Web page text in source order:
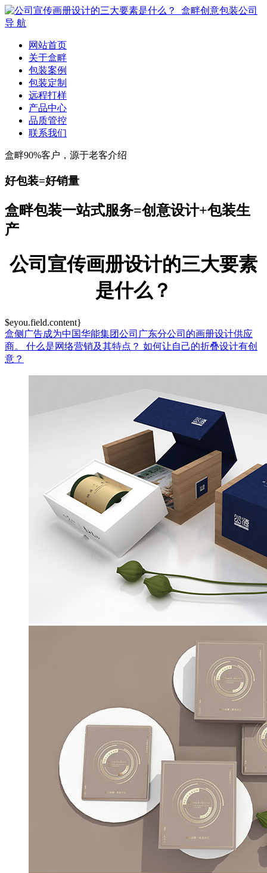
导 航
网站首页
关于盒畔
包装案例
包装定制
远程打样
产品中心
品质管控
联系我们
盒畔90%客户，源于老客介绍
好包装=好销量
盒畔包装一站式服务=创意设计+包装生
产
公司宣传画册设计的三大要素
是什么？
$eyou.field.content}
盒侧广告成为中国华能集团公司广东分公司的画册设计供应
商。 什么是网络营销及其特点？ 如何让自己的折叠设计有创
意？